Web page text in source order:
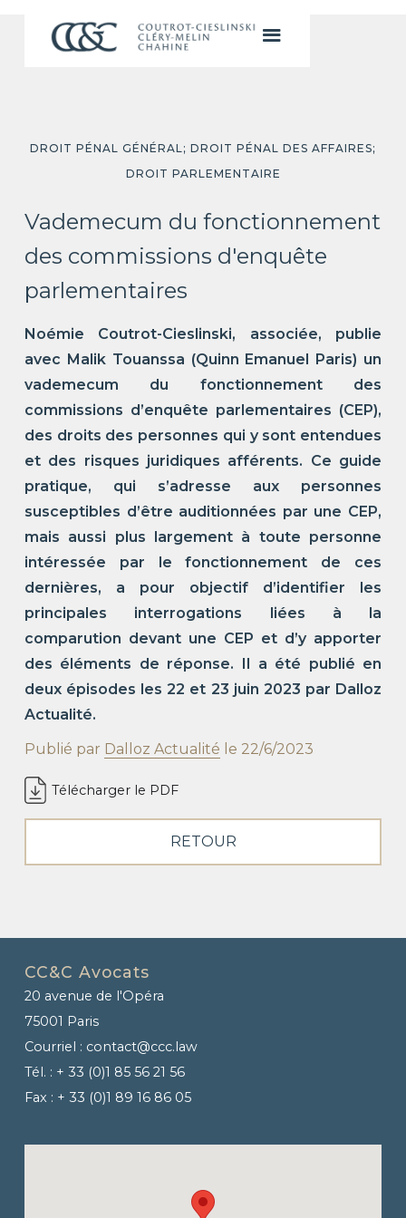
DROIT PÉNAL GÉNÉRAL; DROIT PÉNAL DES AFFAIRES;
DROIT PARLEMENTAIRE
Vademecum du fonctionnement
des commissions d'enquête
parlementaires
Noémie Coutrot-Cieslinski, associée, publie
avec Malik Touanssa (Quinn Emanuel Paris) un
vademecum du fonctionnement des
commissions d’enquête parlementaires (CEP),
des droits des personnes qui y sont entendues
et des risques juridiques afférents. Ce guide
pratique, qui s’adresse aux personnes
susceptibles d’être auditionnées par une CEP,
mais aussi plus largement à toute personne
intéressée par le fonctionnement de ces
dernières, a pour objectif d’identifier les
principales interrogations liées à la
comparution devant une CEP et d’y apporter
des éléments de réponse. Il a été publié en
deux épisodes les 22 et 23 juin 2023 par Dalloz
Actualité.
Publié par Dalloz Actualité le 22/6/2023
Télécharger le PDF
RETOUR
CC&C Avocats
20 avenue de l'Opéra
75001 Paris
Courriel : contact@ccc.law
Tél. : + 33 (0)1 85 56 21 56
Fax : + 33 (0)1 89 16 86 05